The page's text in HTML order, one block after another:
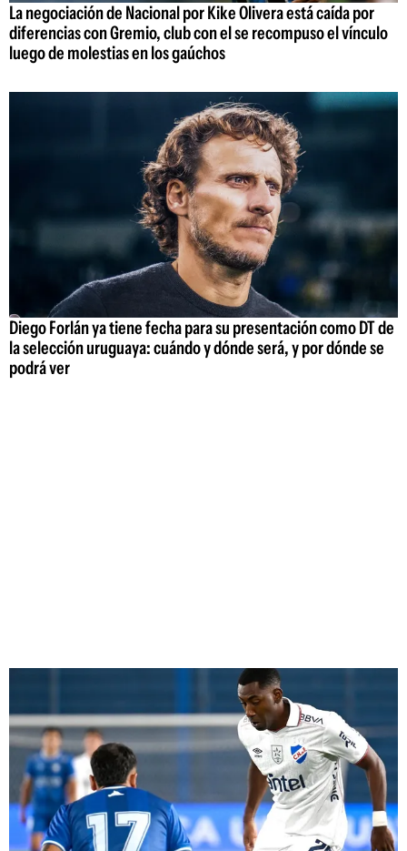
La negociación de Nacional por Kike Olivera está caída por
diferencias con Gremio, club con el se recompuso el vínculo
luego de molestias en los gaúchos
Diego Forlán ya tiene fecha para su presentación como DT de
la selección uruguaya: cuándo y dónde será, y por dónde se
podrá ver